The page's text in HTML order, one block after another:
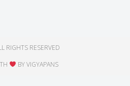
RIGHTS RESERVED​
BY VIGYAPANS